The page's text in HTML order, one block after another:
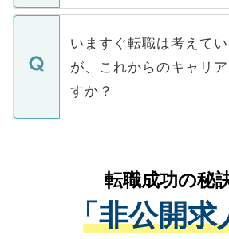
関を公にしてしまうと、応
に、医療機関が求める条件
みを人材紹介会社に依頼す
ています。
定を承諾する必要はありま
の辞退の連絡はキャリアパ
個人情報が漏えいすること
で、ご安心ください。当サ
などで収集したご登録者様
ご本人のキャリアアップお
支援を目的に使用いたしま
ているすべての個人データ
は、個人情報の取り扱いに
管理基準を満たした事業者
る、プライバシーマークを
いますぐ転職は考えて
が、これからのキャリ
すか？
かがいして、現在の医療機
経験をまじえながら、適切
させていただきます。すぐ
ない方には、長期的なサポ
転職成功の秘
「非公開求